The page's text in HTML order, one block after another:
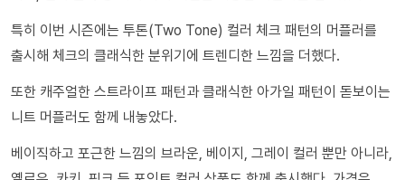
특히 이번 시즌에는 투톤(Two Tone) 컬러 체크 패턴의 머플러를
출시해 체크의 클래식한 분위기에 트렌디한 느낌을 더했다.
또한 캐주얼한 스트라이프 패턴과 클래식한 아가일 패턴이 돋보이는
니트 머플러도 함께 내놓았다.
베이직하고 포근한 느낌의 브라운, 베이지, 그레이 컬러 뿐만 아니라,